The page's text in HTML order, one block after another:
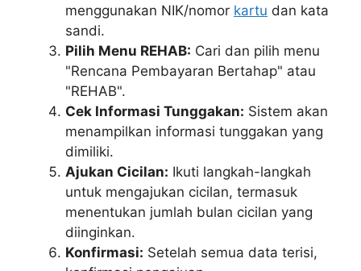
menggunakan NIK/nomor kartu dan kata
sandi.
Pilih Menu REHAB: Cari dan pilih menu
"Rencana Pembayaran Bertahap" atau
"REHAB".
Cek Informasi Tunggakan: Sistem akan
menampilkan informasi tunggakan yang
dimiliki.
Ajukan Cicilan: Ikuti langkah-langkah
untuk mengajukan cicilan, termasuk
menentukan jumlah bulan cicilan yang
diinginkan.
Konfirmasi: Setelah semua data terisi,